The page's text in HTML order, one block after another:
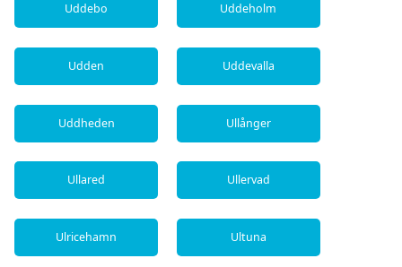
Uddebo Uddeholm
Udden Uddevalla
Uddheden Ullånger
Ullared Ullervad
Ulricehamn Ultuna